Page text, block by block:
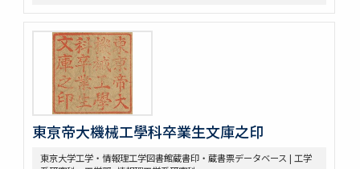
東亰帝大機械工學科卒業生文庫之印
東京大学工学・情報理工学図書館蔵書印・蔵書票データベース | 工学